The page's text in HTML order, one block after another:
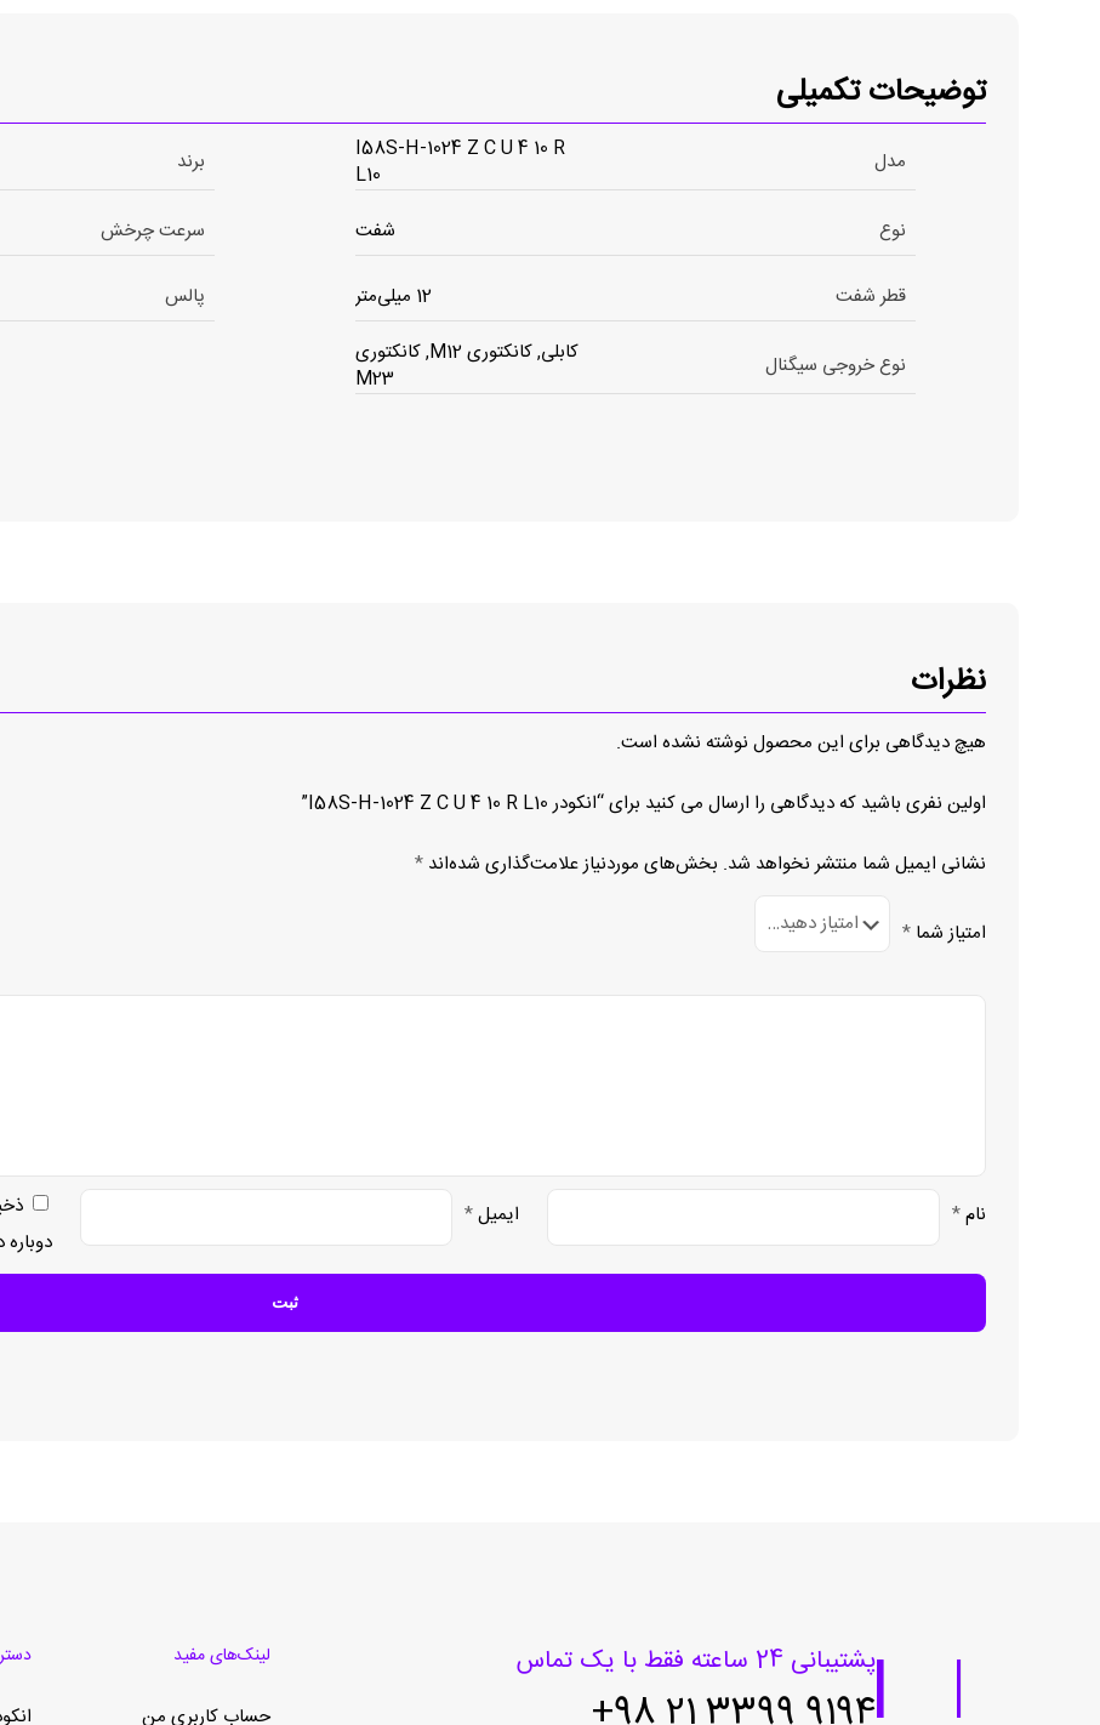
توضیحات تکمیلی
مدل
I58S-H-1024 Z C U 4 10 R
L10
برند
نوع شفت سرعت چرخش
قطر شفت 12 میلی‌متر پالس
نوع خروجی سیگنال
کابلی, کانکتوری M12, کانکتوری
M23
نظرات
هیچ دیدگاهی برای این محصول نوشته نشده است.
اولین نفری باشید که دیدگاهی را ارسال می کنید برای “انکودر I58S-H-1024 Z C U 4 10 R L10”
نشانی ایمیل شما منتشر نخواهد شد. بخش‌های موردنیاز علامت‌گذاری شده‌اند *
امتیاز شما *
نام* ایمیل*
پشتیبانی 24 ساعته فقط با یک تماس لینک‌های مفید
حساب کاربری من